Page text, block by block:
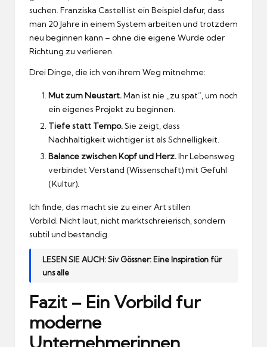
suchen. Franziska Castell ist ein Beispiel dafur, dass
man 20 Jahre in einem System arbeiten und trotzdem
neu beginnen kann – ohne die eigene Wurde oder
Richtung zu verlieren.
Drei Dinge, die ich von ihrem Weg mitnehme:
Mut zum Neustart.Man ist nie ,,zu spat”, um noch
ein eigenes Projekt zu beginnen.
Tiefe statt Tempo.Sie zeigt, dass
Nachhaltigkeit wichtiger ist als Schnelligkeit.
Balance zwischen Kopf und Herz.Ihr Lebensweg
verbindet Verstand (Wissenschaft) mit Gefuhl
(Kultur).
Ich finde, das macht sie zu einer Art stillen
Vorbild. Nicht laut, nicht marktschreierisch, sondern
subtil und bestandig.
LESEN SIE AUCH:Siv Gössner: Eine Inspiration für
uns alle
Fazit – Ein Vorbild fur
moderne
Unternehmerinnen